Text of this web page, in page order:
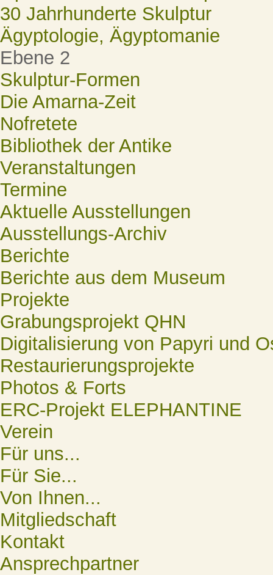
30 Jahrhunderte Skulptur
Ägyptologie, Ägyptomanie
Ebene 2
Skulptur-Formen
Die Amarna-Zeit
Nofretete
Bibliothek der Antike
Veranstaltungen
Termine
Aktuelle Ausstellungen
Ausstellungs-Archiv
Berichte
Berichte aus dem Museum
Projekte
Grabungsprojekt QHN
Digitalisierung von Papyri und
Restaurierungsprojekte
Photos & Forts
ERC-Projekt ELEPHANTINE
Verein
Für uns...
Für Sie...
Von Ihnen...
Mitgliedschaft
Kontakt
Ansprechpartner